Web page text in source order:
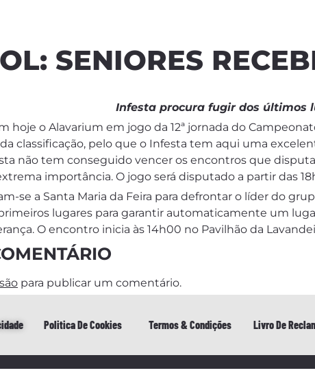
SENIORES
Infesta procura fugir dos últimos
hoje o Alavarium em jogo da 12ª jornada do
classificação, pelo que o Infesta tem aqui uma
não tem conseguido vencer os encontros que
importância. O jogo será disputado a partir das
se a Santa Maria da Feira para defrontar o líder do
lugares para garantir automaticamente um
O encontro inicia às 14h00 no Pavilhão da
para publicar um comentário.
Politica De Cookies Termos & Condições Livro De